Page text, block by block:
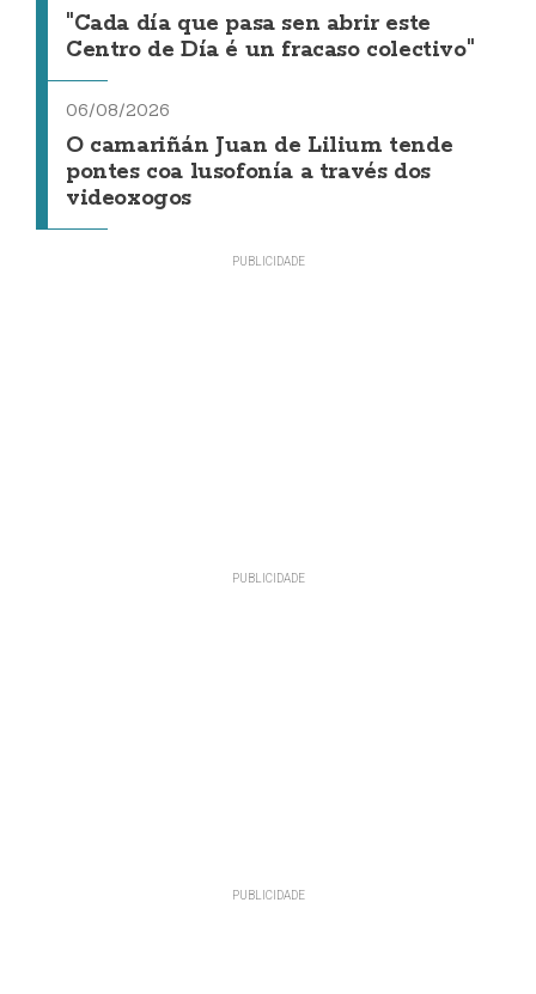
"Cada día que pasa sen abrir este
Centro de Día é un fracaso colectivo"
06/08/2026
O camariñán Juan de Lilium tende
pontes coa lusofonía a través dos
videoxogos